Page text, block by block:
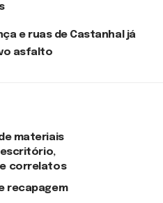
e ruas de Castanhal já
asfalto
materiais
escritório,
correlatos
recapagem